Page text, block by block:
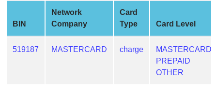
Generator
Random
Credit
Card
BIN
Network
Company
Card
Type
Card Level
519187 MASTERCARD charge
MASTERCARD
PREPAID
OTHER